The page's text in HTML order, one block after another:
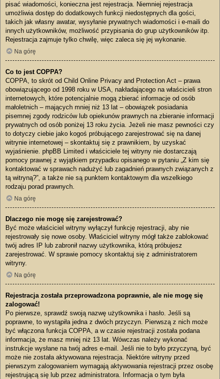
pisać wiadomości, konieczna jest rejestracja. Niemniej rejestracja
umożliwia dostęp do dodatkowych funkcji niedostępnych dla gości,
takich jak własny awatar, wysyłanie prywatnych wiadomości i e-maili do
innych użytkowników, możliwość przypisania do grup użytkowników itp.
Rejestracja zajmuje tylko chwilę, więc zaleca się jej wykonanie.
Na górę
Co to jest COPPA?
COPPA, to skrót od Child Online Privacy and Protection Act – prawa
obowiązującego od 1998 roku w USA, nakładającego na właścicieli stron
internetowych, które potencjalnie mogą zbierać informacje od osób
małoletnich – mających mniej niż 13 lat – obowiązek posiadania
pisemnej zgody rodziców lub opiekunów prawnych na zbieranie informacji
prywatnych od osób poniżej 13 roku życia. Jeżeli nie masz pewności czy
to dotyczy ciebie jako kogoś próbującego zarejestrować się na danej
witrynie internetowej – skontaktuj się z prawnikiem, by uzyskać
wyjaśnienie. phpBB Limited i właściciele tej witryny nie dostarczają
pomocy prawnej z wyjątkiem przypadku opisanego w pytaniu „Z kim się
kontaktować w sprawach nadużyć lub zagadnień prawnych związanych z
tą witryną?”, a także nie są punktem kontaktowym dla wszelkiego
rodzaju porad prawnych.
Na górę
Dlaczego nie mogę się zarejestrować?
Być może właściciel witryny wyłączył funkcję rejestracji, aby nie
rejestrowały się nowe osoby. Właściciel witryny mógł także zablokować
twój adres IP lub zabronił nazwy użytkownika, którą próbujesz
zarejestrować. W sprawie pomocy skontaktuj się z administratorem
witryny.
Na górę
Rejestracja została przeprowadzona poprawnie, ale nie mogę się
zalogować!
Po pierwsze, sprawdź swoją nazwę użytkownika i hasło. Jeśli są
poprawne, to wystąpiła jedna z dwóch przyczyn. Pierwszą z nich może
być włączona funkcja COPPA, a w czasie rejestracji została podana
informacja, że masz mniej niż 13 lat. Wówczas należy wykonać
instrukcje wysłane na twój adres e-mail. Jeśli nie to było przyczyną, być
może nie została aktywowana rejestracja. Niektóre witryny przed
pierwszym zalogowaniem wymagają aktywowania rejestracji przez osobę
rejestrującą się lub przez administratora. Informacja o tym była